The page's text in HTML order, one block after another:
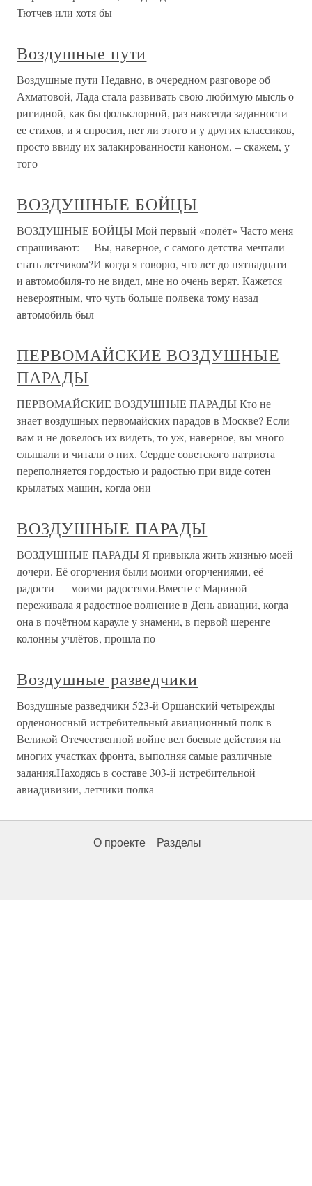
Тютчев или хотя бы
Воздушные пути
Воздушные пути Недавно, в очередном разговоре об
Ахматовой, Лада стала развивать свою любимую мысль о
ригидной, как бы фольклорной, раз навсегда заданности
ее стихов, и я спросил, нет ли этого и у других классиков,
просто ввиду их залакированности каноном, – скажем, у
того
ВОЗДУШНЫЕ БОЙЦЫ
ВОЗДУШНЫЕ БОЙЦЫ Мой первый «полёт» Часто меня
спрашивают:— Вы, наверное, с самого детства мечтали
стать летчиком?И когда я говорю, что лет до пятнадцати
и автомобиля-то не видел, мне но очень верят. Кажется
невероятным, что чуть больше полвека тому назад
автомобиль был
ПЕРВОМАЙСКИЕ ВОЗДУШНЫЕ
ПАРАДЫ
ПЕРВОМАЙСКИЕ ВОЗДУШНЫЕ ПАРАДЫ Кто не
знает воздушных первомайских парадов в Москве? Если
вам и не довелось их видеть, то уж, наверное, вы много
слышали и читали о них. Сердце советского патриота
переполняется гордостью и радостью при виде сотен
крылатых машин, когда они
ВОЗДУШНЫЕ ПАРАДЫ
ВОЗДУШНЫЕ ПАРАДЫ Я привыкла жить жизнью моей
дочери. Её огорчения были моими огорчениями, её
радости — моими радостями.Вместе с Мариной
переживала я радостное волнение в День авиации, когда
она в почётном карауле у знамени, в первой шеренге
колонны учлётов, прошла по
Воздушные разведчики
Воздушные разведчики 523-й Оршанский четырежды
орденоносный истребительный авиационный полк в
Великой Отечественной войне вел боевые действия на
многих участках фронта, выполняя самые различные
задания.Находясь в составе 303-й истребительной
авиадивизии, летчики полка
О проекте Разделы